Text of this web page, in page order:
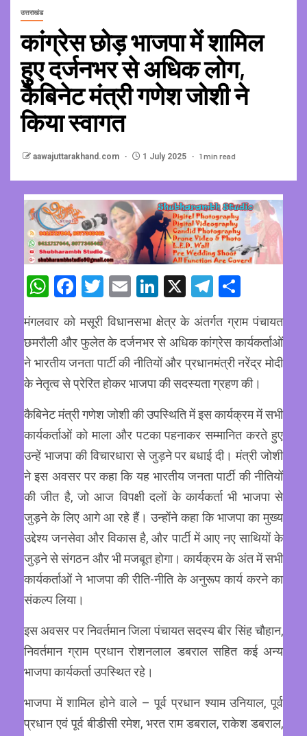
उत्तराखंड
कांग्रेस छोड़ भाजपा में शामिल
हुए दर्जनभर से अधिक लोग,
कैबिनेट मंत्री गणेश जोशी ने
किया स्वागत
aawajuttarakhand.com 1 July 2025 1 min read
WhatsApp
Facebook
Twitter
EmailLinkedIn
X Telegram
मंगलवार को मसूरी विधानसभा क्षेत्र के अंतर्गत ग्राम पंचायत
छमरौली और फुलेत के दर्जनभर से अधिक कांग्रेस कार्यकर्ताओं
ने भारतीय जनता पार्टी की नीतियों और प्रधानमंत्री नरेंद्र मोदी
के नेतृत्व से प्रेरित होकर भाजपा की सदस्यता ग्रहण की।
कैबिनेट मंत्री गणेश जोशी की उपस्थिति में इस कार्यक्रम में सभी
कार्यकर्ताओं को माला और पटका पहनाकर सम्मानित करते हुए
उन्हें भाजपा की विचारधारा से जुड़ने पर बधाई दी। मंत्री जोशी
ने इस अवसर पर कहा कि यह भारतीय जनता पार्टी की नीतियों
की जीत है, जो आज विपक्षी दलों के कार्यकर्ता भी भाजपा से
जुड़ने के लिए आगे आ रहे हैं। उन्होंने कहा कि भाजपा का मुख्य
उद्देश्य जनसेवा और विकास है, और पार्टी में आए नए साथियों के
जुड़ने से संगठन और भी मजबूत होगा। कार्यक्रम के अंत में सभी
कार्यकर्ताओं ने भाजपा की रीति-नीति के अनुरूप कार्य करने का
संकल्प लिया।
इस अवसर पर निवर्तमान जिला पंचायत सदस्य बीर सिंह चौहान,
निवर्तमान ग्राम प्रधान रोशनलाल डबराल सहित कई अन्य
भाजपा कार्यकर्ता उपस्थित रहे।
भाजपा में शामिल होने वाले – पूर्व प्रधान श्याम उनियाल, पूर्व
प्रधान एवं पूर्व बीडीसी रमेश, भरत राम डबराल, राकेश डबराल,